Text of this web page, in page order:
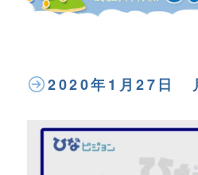
2020年1月27日